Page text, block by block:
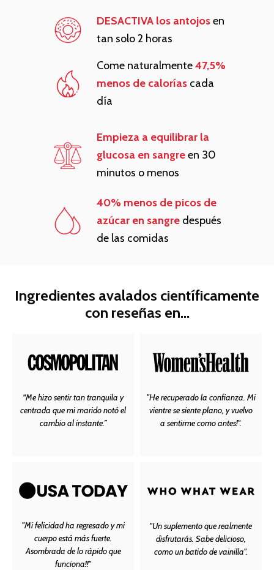
DESACTIVA los antojosen
tan solo 2 horas
Come naturalmente47,5%
menos de calorías cada
día
Empieza a equilibrar la
glucosa en sangreen 30
minutos o menos
40% menos de picos de
azúcar en sangre después
de las comidas
Ingredientes avalados científicamente
con reseñas en...
“Me hizo sentir tan tranquila y
centrada que mi marido notó el
cambio al instante.”
"He recuperado la confianza. Mi
vientre se siente plano, y vuelvo
a sentirme como antes!".
"Mi felicidad ha regresado y mi
cuerpo está más fuerte.
Asombrada de lo rápido que
funciona!!"
"Un suplemento que realmente
disfrutarás. Sabe delicioso,
como un batido de vainilla".